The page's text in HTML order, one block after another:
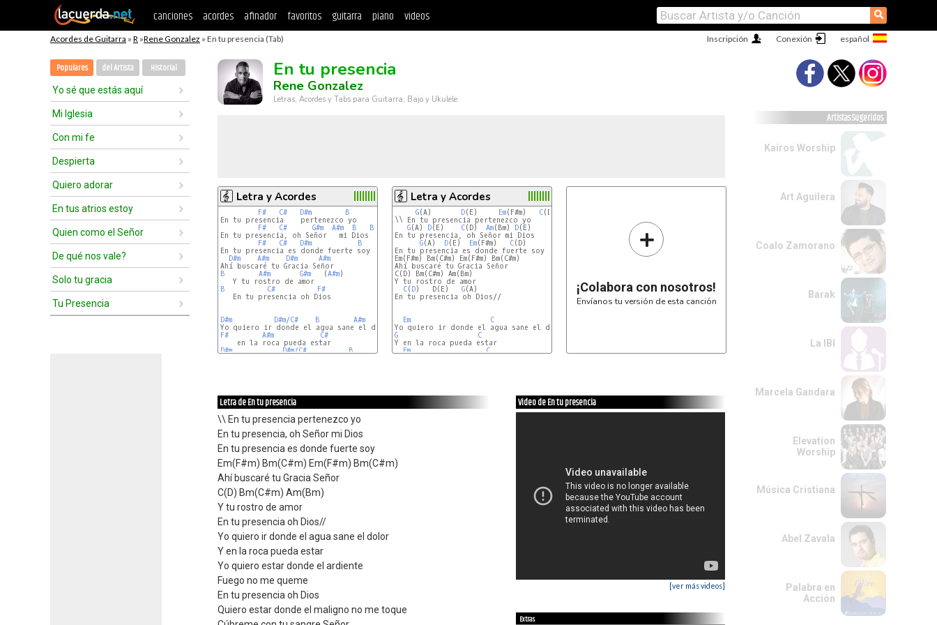
canciones acordes afinador favoritos guitarra piano videos ⚲
Acordes de Guitarra » R »Rene Gonzalez » En tu presencia (Tab) Conexión
Inscripción
Populares del Artista Historial
Yo sé que estás aquí
Mi Iglesia
Con mi fe
Despierta
Quiero adorar
En tus atrios estoy
Quien como el Señor
De qué nos vale?
Solo tu gracia
Tu Presencia
En tu presencia
Rene Gonzalez
Letras, Acordes y Tabs para Guitarra, Bajo y Ukulele
Letra y Acordes
F# C# D#m
B
En tu presencia    pertenezco yo
F#
C# G#m A#m B
B/C#
En tu presencia, oh Señor   mi Dios
F#
C# D#m
B
En tu presencia es donde fuerte soy
D#m
A#m D#m
A#m
B
A#m G#m
   (
A#m)
B
C#
F#
   En tu presencia oh Dios
D#m D#m/C# B A#m
F#
A#m
C#
D#m
D#m/C# B
Letra y Acordes
G(A) D(E) Em(F#m) C(D)
\\ En tu presencia pertenezco yo
G(A) D(E) C(D) Am(Bm) D(E)
En tu presencia, oh Señor mi Dios
G(A) D(E) Em(F#m) C(D)
En tu presencia es donde fuerte soy
Em(F#m) Bm(C#m) Em(F#m) Bm(C#m)
Ahí buscaré tu Gracia Señor
C(D) Bm(C#m) Am(Bm)
Y tu rostro de amor
C( D)   D(E) G(A)
En tu presencia oh Dios//
Em C
G
C
Y en la roca pueda estar
Em
C
+
¡Colabora con nosotros!
Envíanos tu versión de esta canción
Letra de En tu presencia
\\ En tu presencia pertenezco yo
En tu presencia, oh Señor mi Dios
En tu presencia es donde fuerte soy
Em(F#m) Bm(C#m) Em(F#m) Bm(C#m)
Ahí buscaré tu Gracia Señor
C(D) Bm(C#m) Am(Bm)
Y tu rostro de amor
En tu presencia oh Dios//
Yo quiero ir donde el agua sane el dolor
Y en la roca pueda estar
Yo quiero estar donde el ardiente
Fuego no me queme
En tu presencia oh Dios
Quiero estar donde el maligno no me toque
Video de En tu presencia
[ver más videos]
Extras
Artistas Sugeridos
Kairos Worship
Art Aguilera
Coalo Zamorano
Barak
La IBI
Marcela Gandara
Elevation
Worship
Música Cristiana
Abel Zavala
Palabra en
Acción